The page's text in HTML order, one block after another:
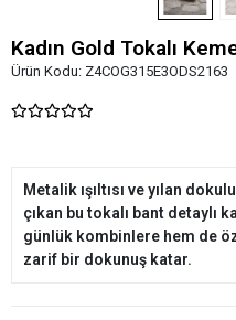
Kadın Gold Tokalı
Ürün Kodu: Z4COG315E3ODS2163
Metalik ışıltısı ve yılan
çıkan bu tokalı bant detaylı
günlük kombinlere hem de
zarif bir dokunuş katar.